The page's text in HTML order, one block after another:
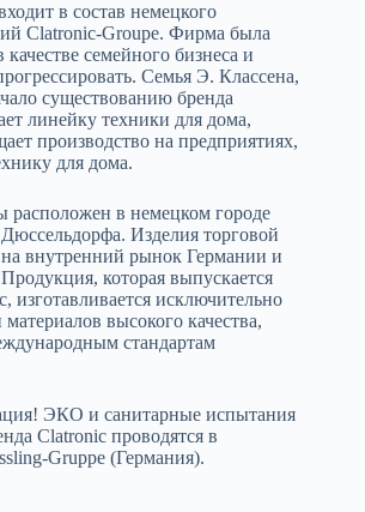
в состав немецкого
Clatronic-Groupe. Фирма была
качестве семейного бизнеса и
Семья Э. Классена,
существованию бренда
линейку техники для дома,
производство на предприятиях,
для дома.
в немецком городе
Изделия торговой
внутренний рынок Германии и
которая выпускается
изготавливается исключительно
высокого качества,
стандартам
ЭКО и санитарные испытания
Clatronic проводятся в
Gruppe (Германия).